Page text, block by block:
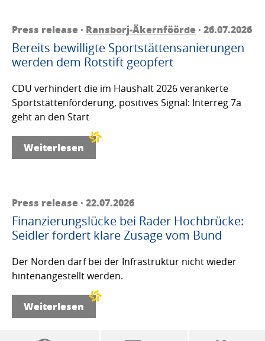
Press release · Ransborj-Äkernföörde· 26.07.2026
Bereits bewilligte Sportstättensanierungen
werden dem Rotstift geopfert
CDU verhindert die im Haushalt 2026 verankerte
Sportstättenförderung, positives Signal: Interreg 7a
geht an den Start
Weiterlesen
Press release · 22.07.2026
Finanzierungslücke bei Rader Hochbrücke:
Seidler fordert klare Zusage vom Bund
Der Norden darf bei der Infrastruktur nicht wieder
hintenangestellt werden.
Weiterlesen